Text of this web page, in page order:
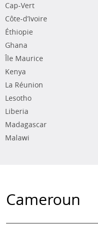
Cap-Vert
Côte-d’Ivoire
Éthiopie
Ghana
Île Maurice
Kenya
La Réunion
Lesotho
Liberia
Madagascar
Malawi
Cameroun